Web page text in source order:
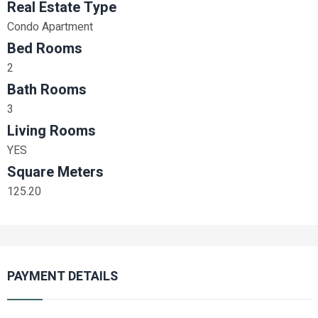
Real Estate Type
Condo Apartment
Bed Rooms
2
Bath Rooms
3
Living Rooms
YES
Square Meters
125.20
PAYMENT DETAILS